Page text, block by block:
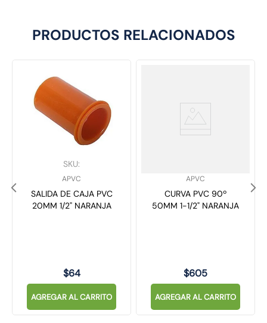
PRODUCTOS RELACIONADOS
SKU:
APVC
SALIDA DE CAJA PVC
20MM 1/2" NARANJA
$64
AGREGAR AL CARRITO
APVC
CURVA PVC 90º
50MM 1-1/2" NARANJA
$605
AGREGAR AL CARRITO